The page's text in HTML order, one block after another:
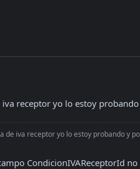
receptor yo lo estoy
de iva receptor yo lo estoy probando y
CondicionIVAReceptorId